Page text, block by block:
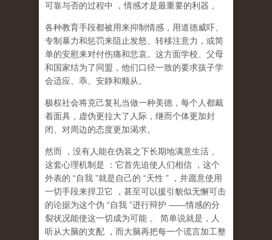
可靠与否的过程中
，情感才是最重要的利器 。
各种教育手段都被用来抑制情感，用道德威吓、
专制暴力和惩罚来阻止发怒、转移注意力，或简
单的安慰来对付伤痛和悲哀。这方面学校、父母
和国家结为了同盟，他们口径一致的要求孩子学
会适应、乖、安静和顺从。
极权社会将克己复礼当做一种美德，每个人都戴
着面具，虚伪更拉大了人际，继而个体更加封
闭、对周边的态度更加渴求。
然而 ，没有人能在伪装之下长期地满意生活 。
这套心理机制是
：它首先迫使人们相信
，这个
外表的 “自我 ”就是自己的 “天性 ”
，并愿意使用
一切手段来捍卫它
，甚至可以援引貌似无懈可击
的论据为这个伪 “自我 ”进行辩护 ——情感的分
裂状况能使这一切成为可能 。 简单说就是， 人
听从大脑的支配
，而大脑再把每一个谎言加工整